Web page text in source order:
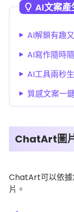
AI文案產
AI解鎖有趣
AI寫作隨時
AI工具兩秒
質感文案一
ChatArt圖
ChatArt可以依據
片。